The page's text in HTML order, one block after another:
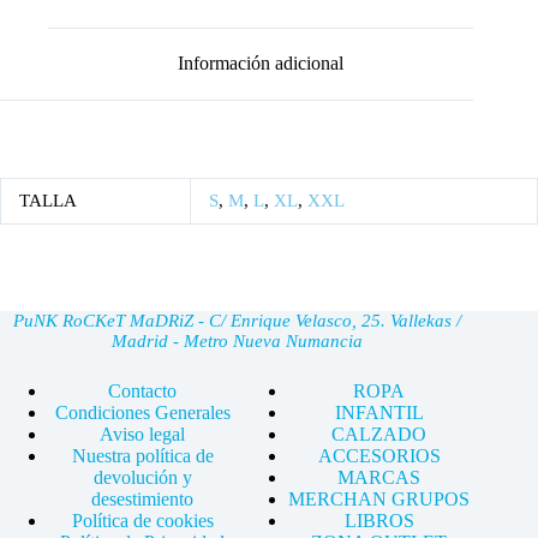
Información adicional
TALLA S, M, L, XL, XXL
PuNK RoCKeT MaDRiZ - C/ Enrique Velasco, 25. Vallekas /
Madrid - Metro Nueva Numancia
Contacto
Condiciones Generales
Aviso legal
Nuestra política de
devolución y
desestimiento
Política de cookies
ROPA
INFANTIL
CALZADO
ACCESORIOS
MARCAS
MERCHAN GRUPOS
LIBROS